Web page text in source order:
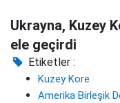
Ukrayna, Kuzey
ele geçirdi
Etiketler :
Kuzey Kore
Amerika Birleşik